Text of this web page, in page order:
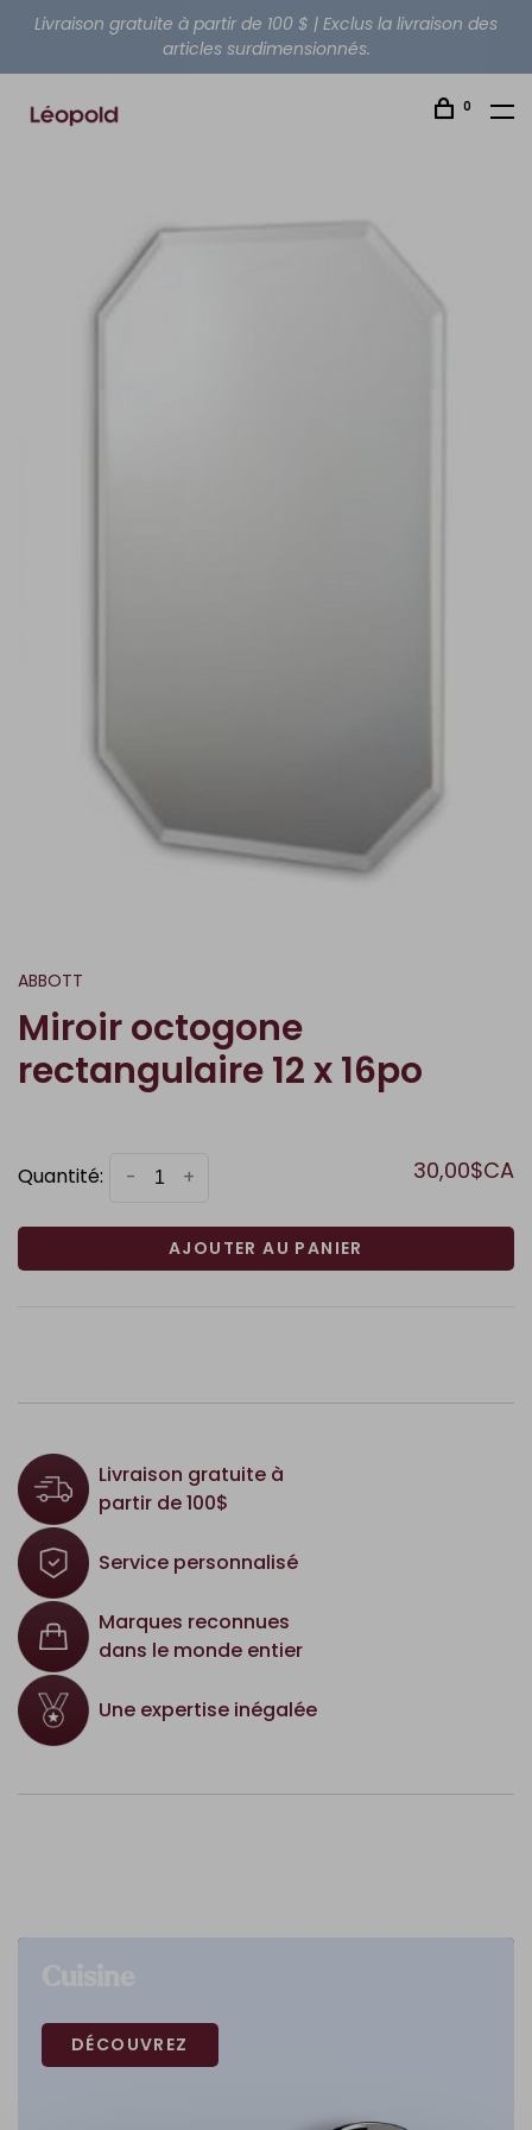
Livraison gratuite à partir de 100 $ | Exclus la livraison des
articles surdimensionnés.
0
ABBOTT
Miroir octogone
rectangulaire 12 x 16po
Quantité: +
- 30,00$CA
AJOUTER AU PANIER
Livraison gratuite à
partir de 100$
Service personnalisé
Marques reconnues
dans le monde entier
Une expertise inégalée
DÉCOUVREZ